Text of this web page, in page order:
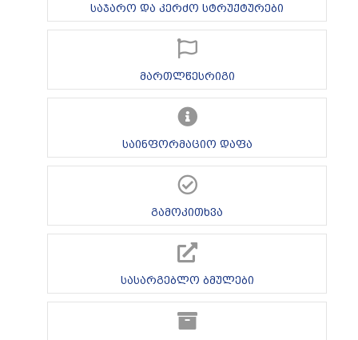
საჯარო და კერძო სტრუქტურები
მართლწესრიგი
საინფორმაციო დაფა
გამოკითხვა
სასარგებლო ბმულები